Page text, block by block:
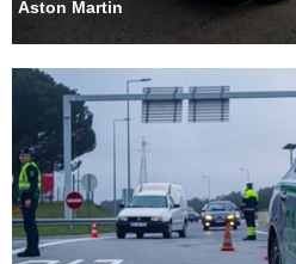
Aston Martin